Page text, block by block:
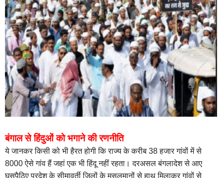
बंगाल से हिंदुओं को भगाने की रणनीति
ये जानकर किसी को भी हैरत होगी कि राज्य के करीब 38 हजार गांवों में से
8000 ऐसे गांव हैं जहां एक भी हिंदू नहीं रहता। दरअसल बंगलादेश से आए
घुसपैठिए प्रदेश के सीमावर्ती जिलों के मुसलमानों से हाथ मिलाकर गांवों से